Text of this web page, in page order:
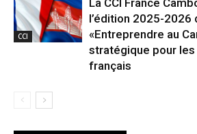
CCI
La CCI France
l’édition 2025-2026
«Entreprendre au
stratégique pour
français